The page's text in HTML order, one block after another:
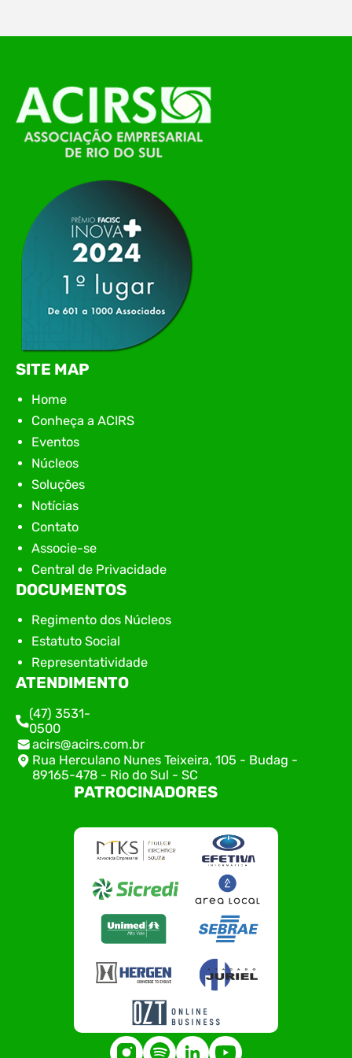
O Polo ACATE-ACIRS, por meio do NIAVI – Núcleo
de Tecnologia da Informação do Alto Vale do
Itajaí, realizou, no dia 21 de julho, o evento
Conexão Tech NIAVI, reunindo empresas de
tecnologia da região para uma noite de
apresentação de novas iniciativas para o setor. O
encontro aconteceu em Rio…
SITE MAP
Home
Conheça a ACIRS
Eventos
Núcleos
Soluções
Notícias
Contato
Associe-se
Central de Privacidade
DOCUMENTOS
Regimento dos Núcleos
Estatuto Social
Representatividade
ATENDIMENTO
(47) 3531-
0500
acirs@acirs.com.br
Rua Herculano Nunes Teixeira, 105 - Budag -
89165-478 - Rio do Sul - SC
PATROCINADORES